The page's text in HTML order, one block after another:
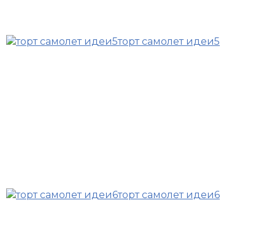
торт самолет идеи5
торт самолет идеи6